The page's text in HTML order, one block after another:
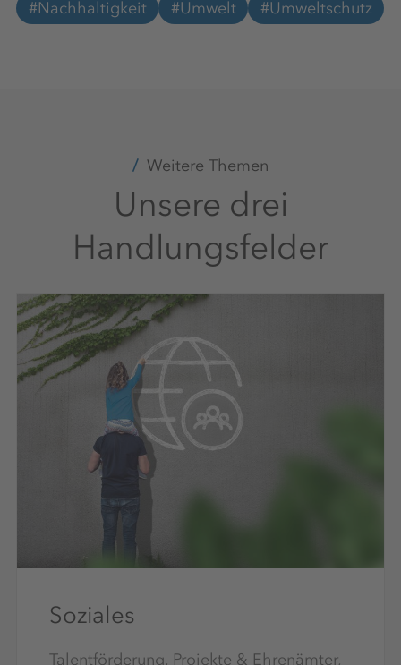
#Nachhaltigkeit #Umwelt #Umweltschutz
Weitere Themen
Unsere drei
Handlungsfelder
Soziales
Talentförderung, Projekte & Ehrenämter,